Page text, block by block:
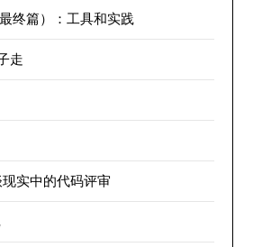
终篇）：工具和实践
走
实中的代码评审